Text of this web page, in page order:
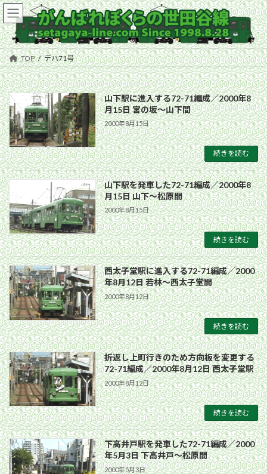
コ
ン
テ
ン
ツ
へ
ス
キ
ッ
プ
ナ
ビ
ゲ
ー
シ
ョ
ン
に
移
動
TOP デハ71号
山下駅に進入する72-71編成／2000年8
月15日 宮の坂〜山下間
2000年8月15日
続きを読む
山下駅を発車した72-71編成／2000年8
月15日 山下〜松原間
2000年8月15日
続きを読む
西太子堂駅に進入する72-71編成／2000
年8月12日 若林〜西太子堂間
2000年8月12日
続きを読む
折返し上町行きのため方向板を変更する
72-71編成／2000年8月12日 西太子堂駅
2000年8月12日
続きを読む
下高井戸駅を発車した72-71編成／2000
年5月3日 下高井戸〜松原間
2000年5月3日